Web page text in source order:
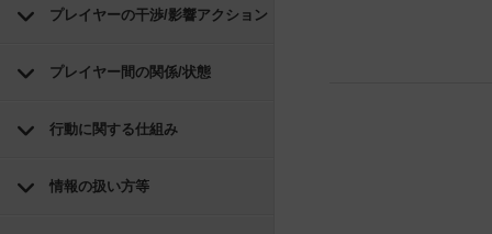
プレイヤーの干渉/影響アクション
プレイヤー間の関係/状態
行動に関する仕組み
情報の扱い方等